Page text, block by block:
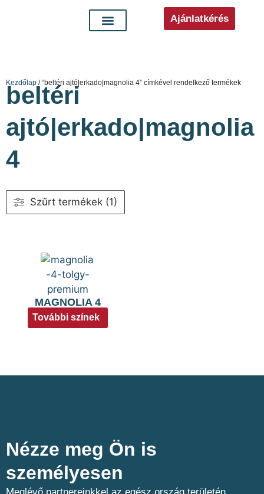
Ajánlatkérés
Kezdőlap / “beltéri ajtó|erkado|magnolia 4” címkével rendelkező termékek
beltéri
ajtó|erkado|magnolia
4
Szűrt termékek (1)
MAGNOLIA 4
További színek
Nézze meg Ön is
személyesen​